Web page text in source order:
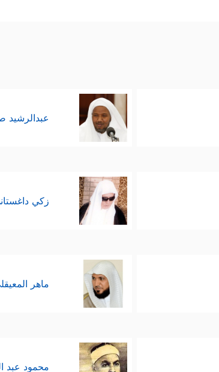
عبدالرشيد
زكي
ماهر
محمود عبد